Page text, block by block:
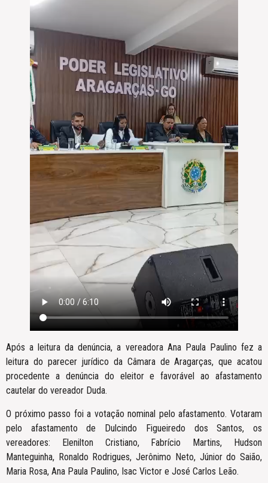
Após a leitura da denúncia, a vereadora Ana Paula Paulino fez a
leitura do parecer jurídico da Câmara de Aragarças, que acatou
procedente a denúncia do eleitor e favorável ao afastamento
cautelar do vereador Duda.
O próximo passo foi a votação nominal pelo afastamento. Votaram
pelo afastamento de Dulcindo Figueiredo dos Santos, os
vereadores: Elenilton Cristiano, Fabrício Martins, Hudson
Manteguinha, Ronaldo Rodrigues, Jerônimo Neto, Júnior do Saião,
Maria Rosa, Ana Paula Paulino, Isac Victor e José Carlos Leão.